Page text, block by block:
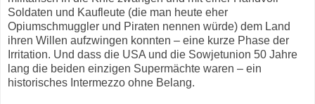
Soldaten und Kaufleute (die man heute eher
Opiumschmuggler und Piraten nennen würde) dem Land
ihren Willen aufzwingen konnten – eine kurze Phase der
Irritation. Und dass die USA und die Sowjetunion 50 Jahre
lang die beiden einzigen Supermächte waren – ein
historisches Intermezzo ohne Belang.